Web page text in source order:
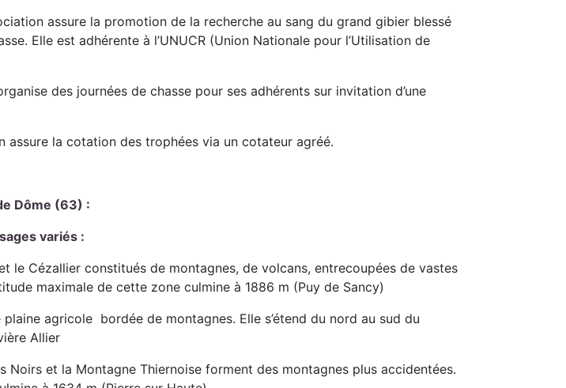
assure la promotion de la recherche au sang du grand gibier blessé
Elle est adhérente à l’UNUCR (Union Nationale pour l’Utilisation de
des journées de chasse pour ses adhérents sur invitation d’une
assure la cotation des trophées via un cotateur agréé.
Dôme (63) :
variés :
le Cézallier constitués de montagnes, de volcans, entrecoupées de vastes
maximale de cette zone culmine à 1886 m (Puy de Sancy)
agricole bordée de montagnes. Elle s’étend du nord au sud du
Allier
Noirs et la Montagne Thiernoise forment des montagnes plus accidentées.